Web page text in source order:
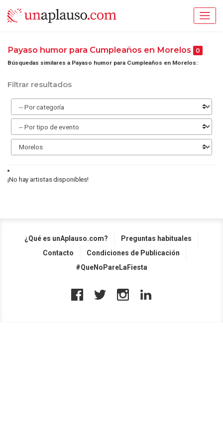
Payaso humor para Cumpleaños en Morelos 0
Búsquedas similares a Payaso humor para Cumpleaños en Morelos:
Filtrar resultados
¡No hay artistas disponibles!
¿Qué es unAplauso.com?
Preguntas habituales
Contacto
Condiciones de Publicación
#QueNoPareLaFiesta